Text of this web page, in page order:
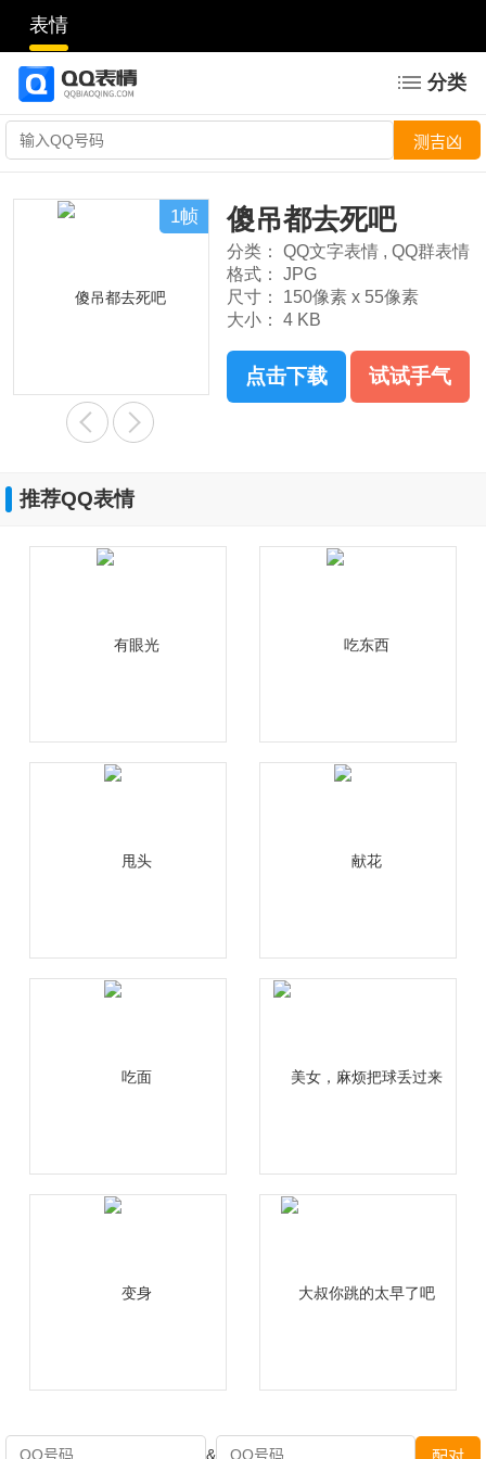
表情
分类
1帧 傻吊都去死吧
分类： QQ文字表情 , QQ群表情
格式：
JPG
尺寸：
150像素 x 55像素
大小：
4 KB
点击下载 试试手气
推荐QQ表情